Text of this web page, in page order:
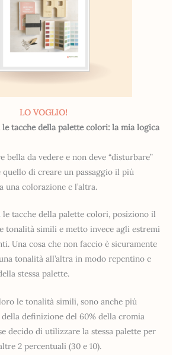
LO VOGLIO!
tacche della palette colori: la mia logica
bella da vedere e non deve “disturbare”
quello di creare un passaggio il più
una colorazione e l’altra.
tacche della palette colori, posiziono il
tonalità simili e metto invece agli estremi
Una cosa che non faccio è sicuramente
tonalità all’altra in modo repentino e
stessa palette.
le tonalità simili, sono anche più
definizione del 60% della cromia
decido di utilizzare la stessa palette per
2 percentuali (30 e 10).